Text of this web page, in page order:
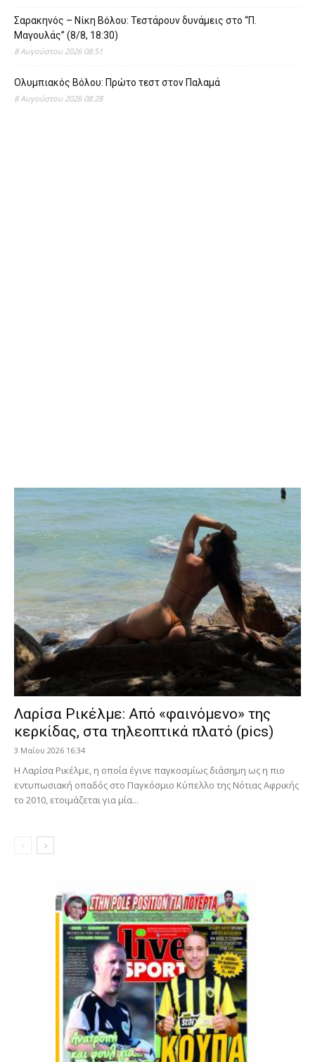
Σαρακηνός – Νίκη Βόλου: Τεστάρουν δυνάμεις στο “Π.
Μαγουλάς” (8/8, 18:30)
8 Αυγούστου 2026 08:51
Ολυμπιακός Βόλου: Πρώτο τεστ στον Παλαμά
8 Αυγούστου 2026 08:28
Λαρίσα Ρικέλμε: Από «φαινόμενο» της
κερκίδας, στα τηλεοπτικά πλατό (pics)
3 Μαΐου 2026 16:34
Η Λαρίσα Ρικέλμε, η οποία έγινε παγκοσμίως διάσημη ως η πιο
εντυπωσιακή οπαδός στο Παγκόσμιο Κύπελλο της Νότιας Αφρικής
το 2010, ετοιμάζεται για μία...